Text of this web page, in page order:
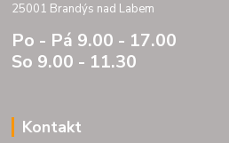
25001 Brandýs nad Labem
Po - Pá 9.00 - 17.00
So 9.00 - 11.30
Kontakt